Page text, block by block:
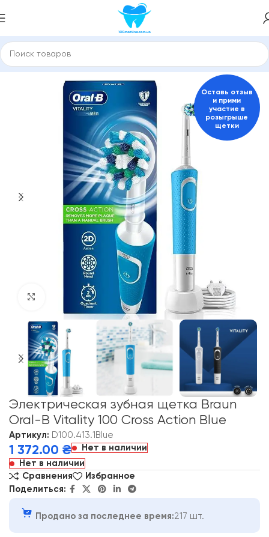
Главная Электрические зубные щетки Для взрослых
Click to enlarge
Оставь отзыв
и прими
участие в
розыгрыше
щетки
Электрическая зубная щетка Braun
Oral-B Vitality 100 Cross Action Blue
Артикул: D100.413.1Blue
1 372.00 ₴
Нет в наличии
Нет в наличии
Сравнения
Избранное
Поделиться:
Продано за последнее время:217 шт.